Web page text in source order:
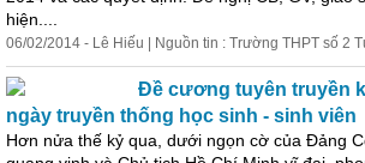
hiện....
06/02/2014 - Lê Hiếu | Nguồn tin : Trường THPT số 2
Đề cương tuyên truyền
ngày truyền thống học sinh - sinh viên
Hơn nửa thế kỷ qua, dưới ngọn cờ của Đảng